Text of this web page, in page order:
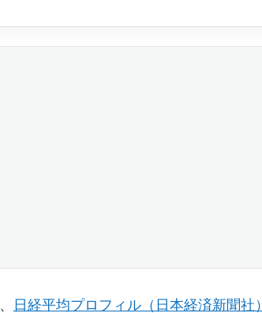
日経平均プロフィル（日本経済新聞社）